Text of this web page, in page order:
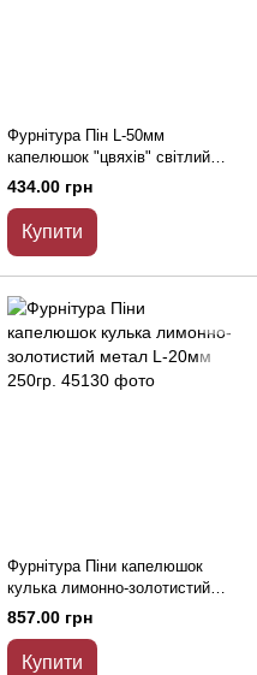
Фурнітура Пін L-50мм
капелюшок "цвяхів" світлий
метал 0.25кг
434.00 грн
Купити
Фурнітура Піни капелюшок
кулька лимонно-золотистий
метал L-20мм 250гр.
857.00 грн
Купити